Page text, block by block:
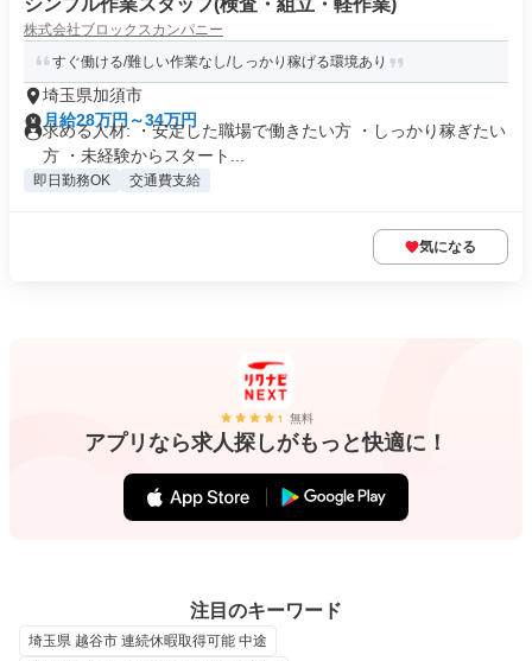
シンプル作業スタッフ(検査・組立・軽作業)
株式会社ブロックスカンパニー
すぐ働ける/難しい作業なし/しっかり稼げる環境あり
埼玉県加須市
月給28万円～34万円
求める人材: ・安定した職場で働きたい方 ・しっかり稼ぎたい
方 ・未経験からスタート...
即日勤務OK 交通費支給
気になる
無料
アプリなら求人探しがもっと快適に！
注目のキーワード
埼玉県 越谷市 連続休暇取得可能 中途